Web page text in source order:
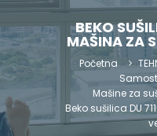
BEKO
MAŠINA ZA
Početna
Mašine za
Beko sušilica DU